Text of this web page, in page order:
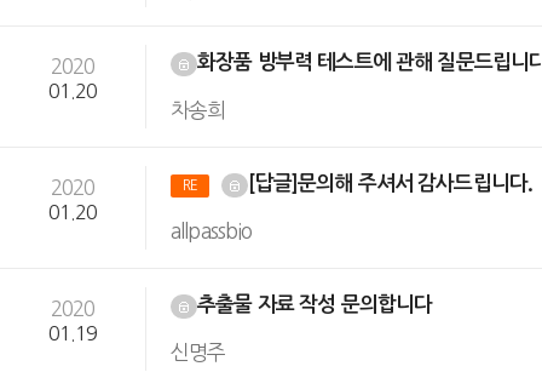
2020
01.20
화장품 방부력 테스트에 관해 질문드립니
차송희
2020
01.20
RE [답글]문의해 주셔서 감사드립니다.
allpassbio
2020
01.19
추출물 자료 작성 문의합니다
신명주